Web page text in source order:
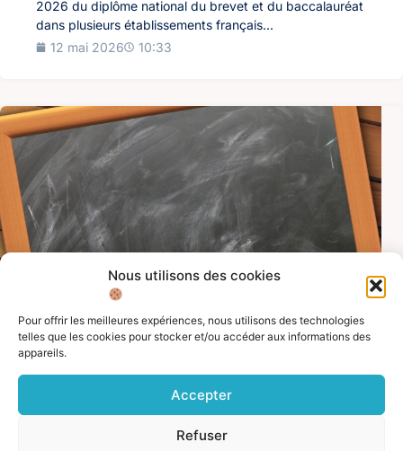
Nous utilisons des cookies
Pour offrir les meilleures expériences, nous utilisons des technologies
telles que les cookies pour stocker et/ou accéder aux informations des
appareils.
Accepter
Refuser
2026 du diplôme national du brevet et du baccalauréat
dans plusieurs établissements français...
12 mai 2026
10:33
INFORMATIONS ET RESSOURCES
DU JOUR
Cession des établissements de la Mission
laïque française en Espagne : inquiétudes
persistantes et réponses encore partielles
La décision de la Mission laïque française (MLF) de céder